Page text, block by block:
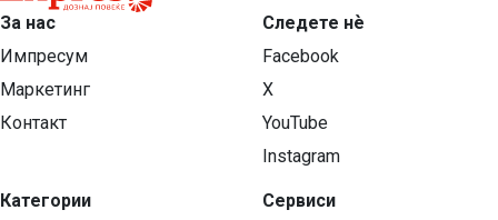
За нас
Импресум
Маркетинг
Контакт
Категории
Следете нѐ
Facebook
X
YouTube
Instagram
Сервиси